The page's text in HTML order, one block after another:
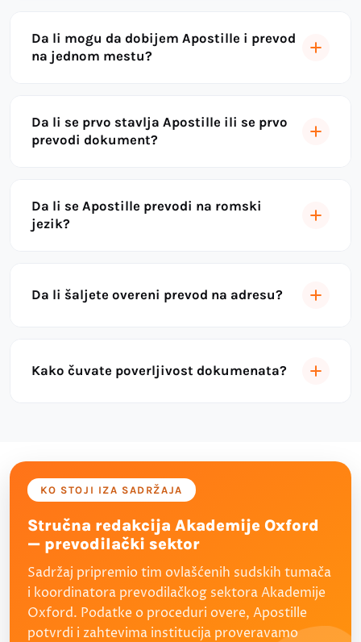
Da li mogu da dobijem Apostille i prevod
na jednom mestu?
Da li se prvo stavlja Apostille ili se prvo
prevodi dokument?
Da li se Apostille prevodi na romski
jezik?
Da li šaljete overeni prevod na adresu?
Kako čuvate poverljivost dokumenata?
KO STOJI IZA SADRŽAJA
Stručna redakcija Akademije Oxford
— prevodilački sektor
Sadržaj pripremio tim ovlašćenih sudskih tumača
i koordinatora prevodilačkog sektora Akademije
Oxford. Podatke o proceduri overe, Apostille
potvrdi i zahtevima institucija proveravamo